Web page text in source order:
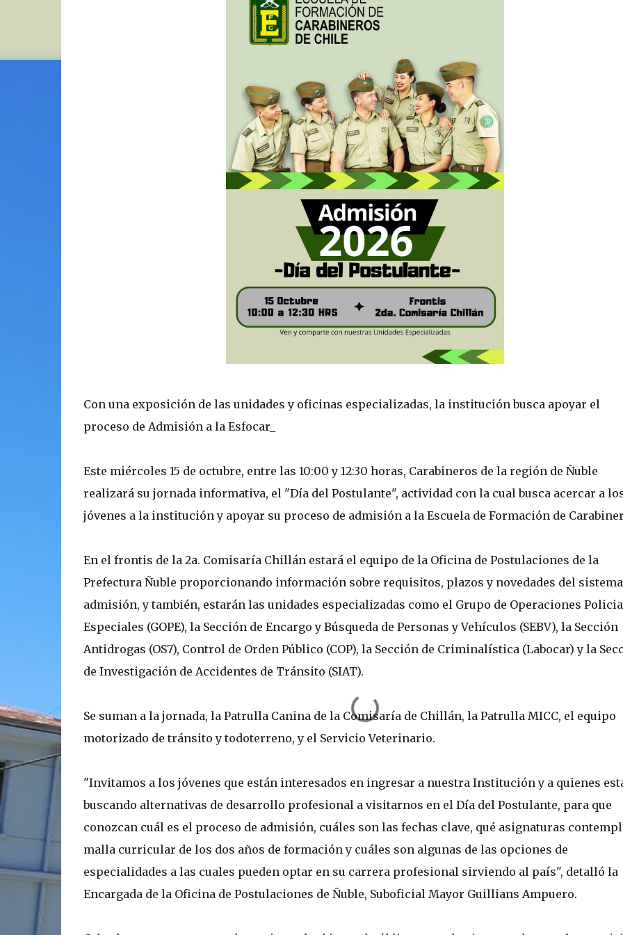
Con una exposición de las unidades y oficinas especializadas, la institución busca apoyar el
proceso de Admisión a la Esfocar_
Este miércoles 15 de octubre, entre las 10:00 y 12:30 horas, Carabineros de la región de Ñuble
realizará su jornada informativa, el "Día del Postulante", actividad con la cual busca acercar a
jóvenes a la institución y apoyar su proceso de admisión a la Escuela de Formación de
En el frontis de la 2a. Comisaría Chillán estará el equipo de la Oficina de Postulaciones de la
Prefectura Ñuble proporcionando información sobre requisitos, plazos y novedades del
admisión, y también, estarán las unidades especializadas como el Grupo de Operaciones
Especiales (GOPE), la Sección de Encargo y Búsqueda de Personas y Vehículos (SEBV), la Sección
Antidrogas (OS7), Control de Orden Público (COP), la Sección de Criminalística (Labocar) y la
de Investigación de Accidentes de Tránsito (SIAT).
Se suman a la jornada, la Patrulla Canina de la Comisaría de Chillán, la Patrulla MICC, el equipo
motorizado de tránsito y todoterreno, y el Servicio Veterinario.
"Invitamos a los jóvenes que están interesados en ingresar a nuestra Institución y a quienes
buscando alternativas de desarrollo profesional a visitarnos en el Día del Postulante, para que
conozcan cuál es el proceso de admisión, cuáles son las fechas clave, qué asignaturas
malla curricular de los dos años de formación y cuáles son algunas de las opciones de
especialidades a las cuales pueden optar en su carrera profesional sirviendo al país", detalló la
Encargada de la Oficina de Postulaciones de Ñuble, Suboficial Mayor Guillians Ampuero.